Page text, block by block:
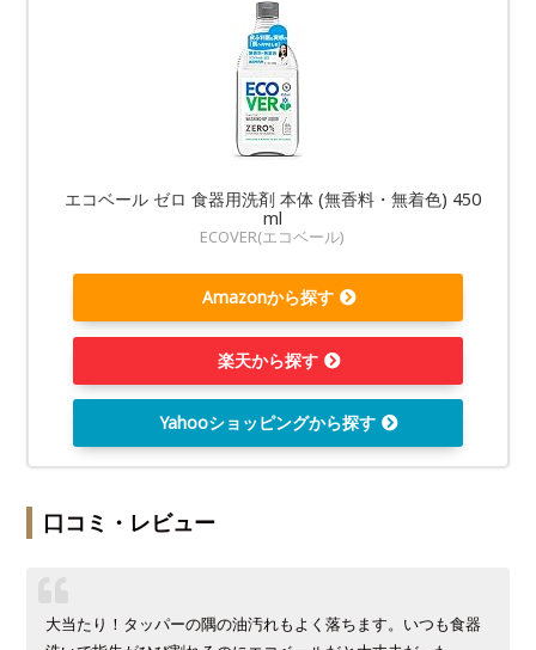
エコベール ゼロ 食器用洗剤 本体 (無香料・無着色) 450
ml
ECOVER(エコベール)
Amazonから探す
楽天から探す
Yahooショッピングから探す
口コミ・レビュー
大当たり！タッパーの隅の油汚れもよく落ちます。いつも食器